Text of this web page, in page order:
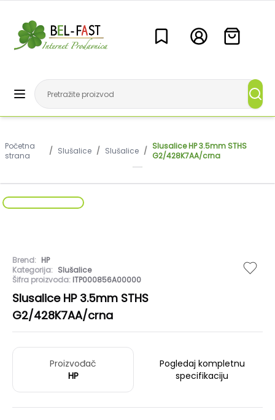
Početna
strana
/ Slušalice / Slušalice / Slusalice HP 3.5mm STHS
G2/428K7AA/crna
Brend: HP
Kategorija: Slušalice
Šifra proizvoda: ITP000856A00000
Slusalice HP 3.5mm STHS
G2/428K7AA/crna
Proizvođač
HP
Pogledaj kompletnu
specifikaciju